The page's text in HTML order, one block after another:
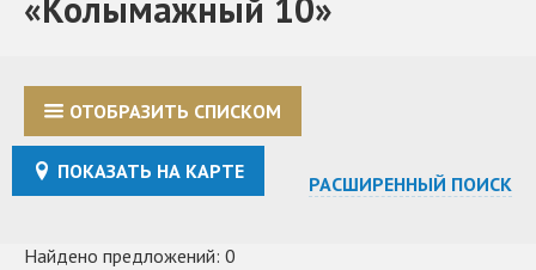
ОТОБРАЗИТЬ СПИСКОМ
ПОКАЗАТЬ НА КАРТЕ
РАСШИРЕННЫЙ ПОИСК
Найдено предложений: 0